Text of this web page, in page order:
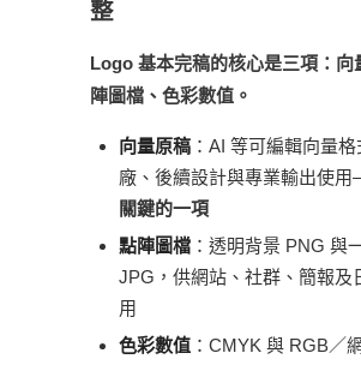
整
Logo 基本完稿的核心是三項：向
陣圖檔、色彩數值。
向量原稿 ：AI 等可編輯向量格
廠、後續設計與專業輸出使
關鍵的一項
點陣圖檔 ：透明背景 PNG 與
JPG，供網站、社群、簡報及
用
色彩數值 ：CMYK 與 RGB／